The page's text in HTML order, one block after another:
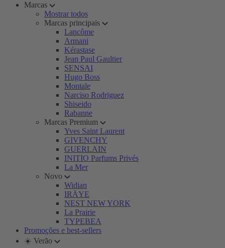
Marcas
Mostrar todos
Marcas principais
Lancôme
Armani
Kérastase
Jean Paul Gaultier
SENSAI
Hugo Boss
Montale
Narciso Rodriguez
Shiseido
Rabanne
Marcas Premium
Yves Saint Laurent
GIVENCHY
GUERLAIN
INITIO Parfums Privés
La Mer
Novo
Widian
IRÄYE
NEST NEW YORK
La Prairie
TYPEBEA
Promoções e best-sellers
☀️ Verão